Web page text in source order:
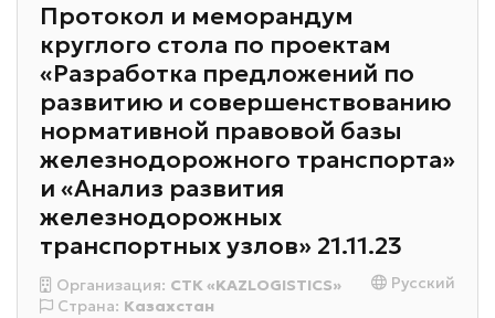
Протокол и меморандум
круглого стола по проектам
«Разработка предложений по
развитию и совершенствованию
нормативной правовой базы
железнодорожного транспорта»
и «Анализ развития
железнодорожных
транспортных узлов» 21.11.23
Русский
Организация: СТК «KAZLOGISTICS»
Страна: Казахстан